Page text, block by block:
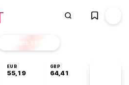
Finans EKSTRA
EUR
55,19
GBP
64,41